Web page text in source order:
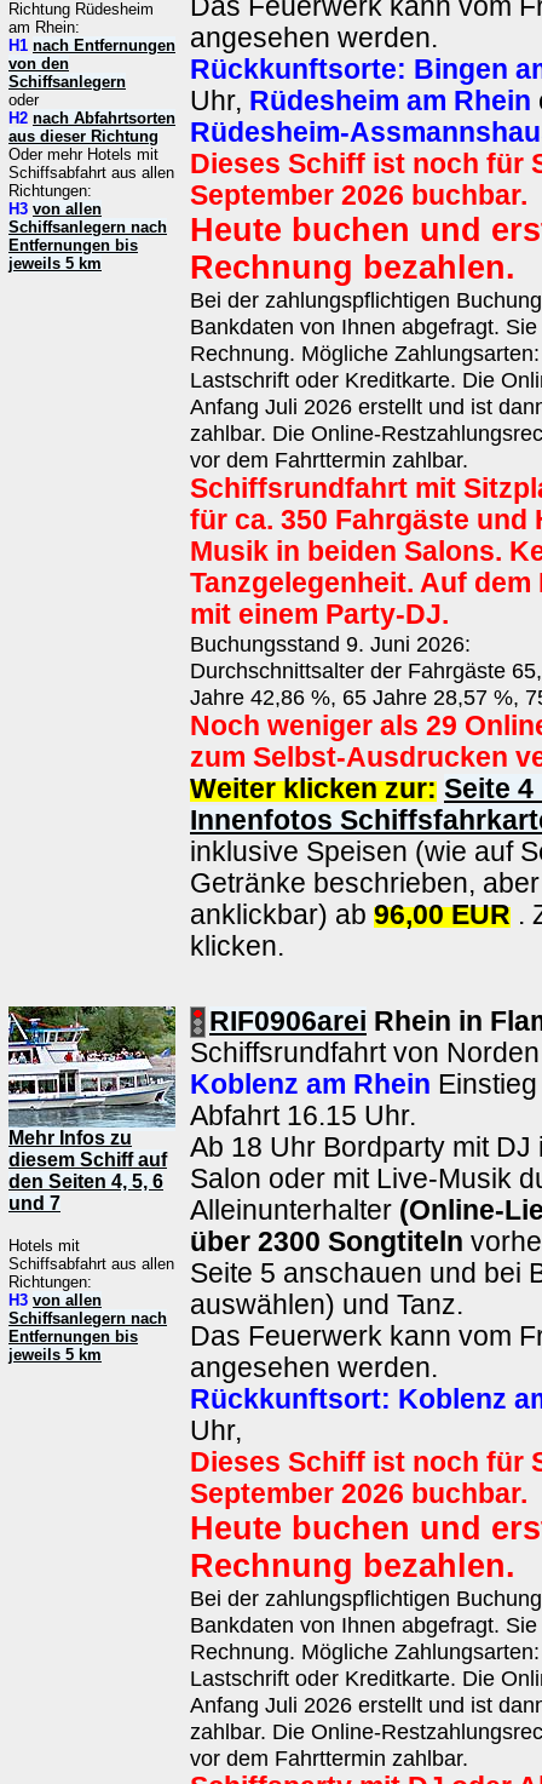
Richtung Rüdesheim
am Rhein:
H1 nach Entfernungen
von den
Schiffsanlegern
oder
H2 nach Abfahrtsorten
aus dieser Richtung
Oder mehr Hotels mit
Schiffsabfahrt aus allen
Richtungen:
H3 von allen
Schiffsanlegern nach
Entfernungen bis
jeweils 5 km
Das Feuerwerk kann vom
angesehen werden.
Rückkunftsorte: Bingen
Uhr, Rüdesheim am Rhein
Rüdesheim-
Dieses Schiff ist noch für
September 2026 buchbar.
Heute buchen und
Rechnung bezahlen.
Bei der zahlungspflichtigen
Bankdaten von Ihnen abgefragt.
Rechnung. Mögliche
Lastschrift oder Kreditkarte. Die
Anfang Juli 2026 erstellt und ist
zahlbar. Die Online-
vor dem Fahrttermin zahlbar.
Schiffsrundfahrt mit
für ca. 350 Fahrgäste und
Musik in beiden Salons.
Tanzgelegenheit. Auf
mit einem Party-DJ.
Buchungsstand 9. Juni 2026:
Durchschnittsalter der Fahrgäste
Jahre 42,86 %, 65 Jahre 28,57 %,
Noch weniger als 29
zum Selbst-Ausdrucken
Weiter klicken zur: Seite
Innenfotos
inklusive Speisen (wie auf
Getränke beschrieben,
anklickbar) ab 96,00 EUR .
klicken.
Mehr Infos zu
diesem Schiff auf
den Seiten 4, 5, 6
und 7
Hotels mit
Schiffsabfahrt aus allen
Richtungen:
H3 von allen
Schiffsanlegern nach
Entfernungen bis
jeweils 5 km
RIF0906arei Rhein in
Schiffsrundfahrt von
Koblenz am Rhein
Abfahrt 16.15 Uhr.
Ab 18 Uhr Bordparty mit DJ
Salon oder mit Live-Musik
Alleinunterhalter (Online-
über 2300 Songtiteln
Seite 5 anschauen und bei
auswählen) und Tanz.
Das Feuerwerk kann vom
angesehen werden.
Rückkunftsort: Koblenz
Uhr,
Dieses Schiff ist noch für
September 2026 buchbar.
Heute buchen und
Rechnung bezahlen.
Bei der zahlungspflichtigen
Bankdaten von Ihnen abgefragt.
Rechnung. Mögliche
Lastschrift oder Kreditkarte. Die
Anfang Juli 2026 erstellt und ist
zahlbar. Die Online-
vor dem Fahrttermin zahlbar.